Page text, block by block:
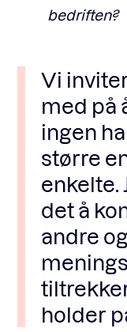
bedriften?
Vi
med på
ingen
større
enkelte.
det å
andre
holder